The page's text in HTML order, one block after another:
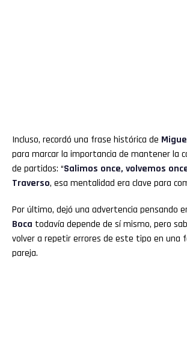
Incluso, recordó una frase histórica de
para marcar la importancia de mantener la
de partidos: “Salimos once, volvemos
Traverso, esa mentalidad era clave para
Por último, dejó una advertencia pensando
Boca todavía depende de sí mismo, pero
volver a repetir errores de este tipo en una
pareja.